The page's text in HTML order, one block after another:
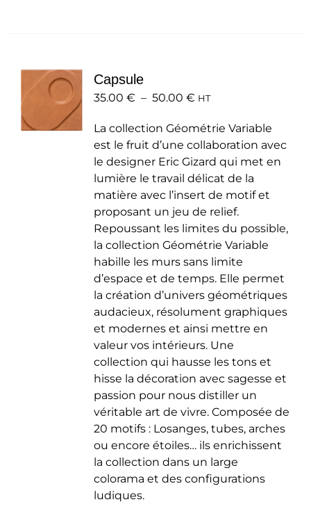
peuvent
choisies
sur
la
page
du
produit
Capsule
35.00 € – 50.00 €Plage
prix :
35.00 €
à
50.00 €
HT
La collection Géométrie Variable
est le fruit d’une collaboration avec
le designer Eric Gizard qui met en
lumière le travail délicat de la
matière avec l’insert de motif et
proposant un jeu de relief.
Repoussant les limites du possible,
la collection Géométrie Variable
habille les murs sans limite
d’espace et de temps. Elle permet
la création d’univers géométriques
audacieux, résolument graphiques
et modernes et ainsi mettre en
valeur vos intérieurs. Une
collection qui hausse les tons et
hisse la décoration avec sagesse et
passion pour nous distiller un
véritable art de vivre. Composée de
20 motifs : Losanges, tubes, arches
ou encore étoiles… ils enrichissent
la collection dans un large
colorama et des configurations
ludiques.